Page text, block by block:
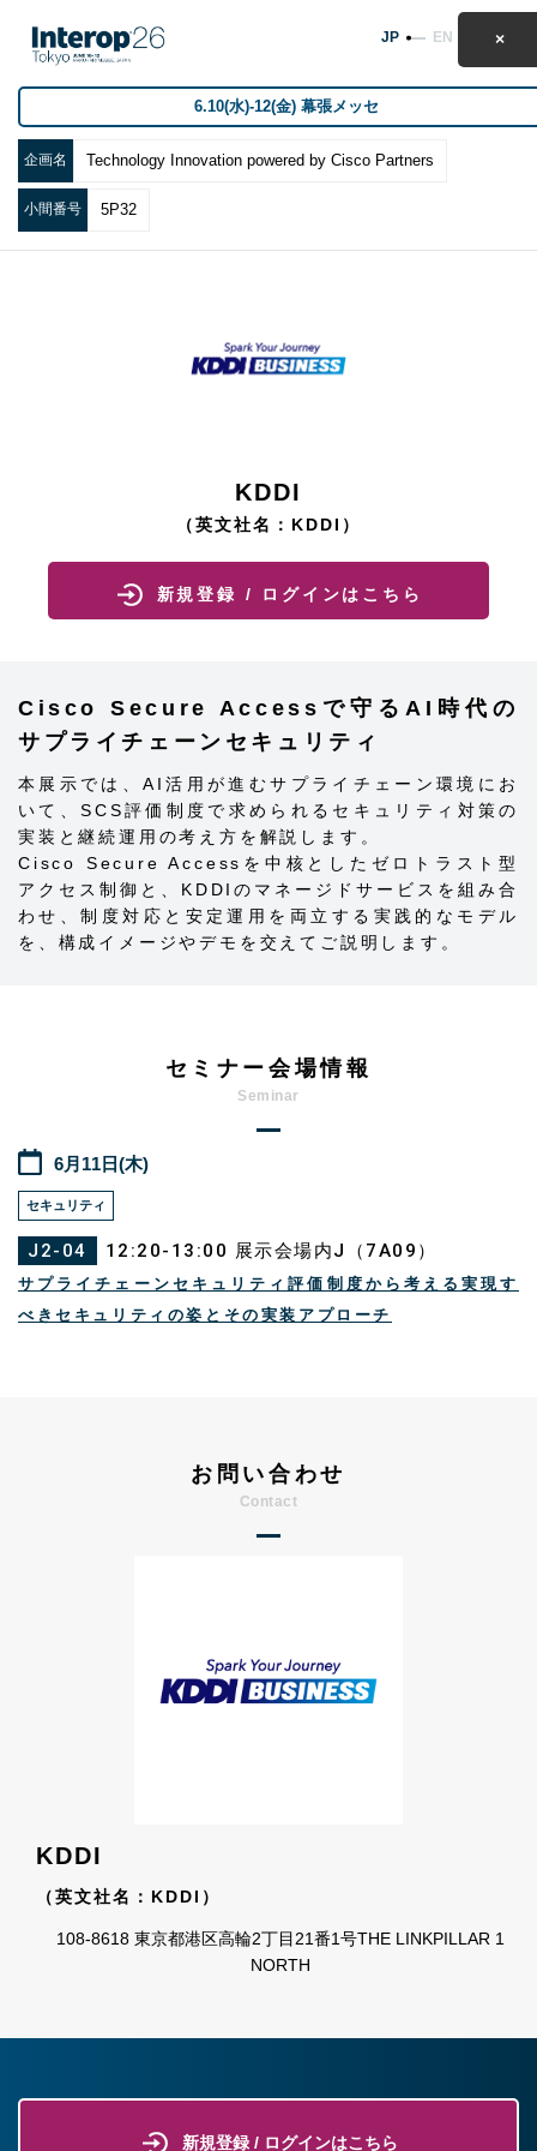
6.10(水)-12(金) 幕張メッセ
JP EN
企画名 Technology Innovation powered by Cisco Partners
小間番号 5P32
KDDI
（英文社名：KDDI）
新規登録 / ログインはこちら
Cisco Secure Accessで守るAI時代の
サプライチェーンセキュリティ
本展示では、AI活用が進むサプライチェーン環境にお
いて、SCS評価制度で求められるセキュリティ対策の
実装と継続運用の考え方を解説します。
Cisco Secure Accessを中核としたゼロトラスト型
アクセス制御と、KDDIのマネージドサービスを組み合
わせ、制度対応と安定運用を両立する実践的なモデル
を、構成イメージやデモを交えてご説明します。
セミナー会場情報
6月11日(木)
セキュリティ
J2-04 12:20-13:00 展示会場内J（7A09）
サプライチェーンセキュリティ評価制度から考える実現す
べきセキュリティの姿とその実装アプローチ
お問い合わせ
KDDI
（英文社名：KDDI）
108-8618 東京都港区高輪2丁目21番1号THE LINKPILLAR 1
NORTH
新規登録 / ログインはこちら